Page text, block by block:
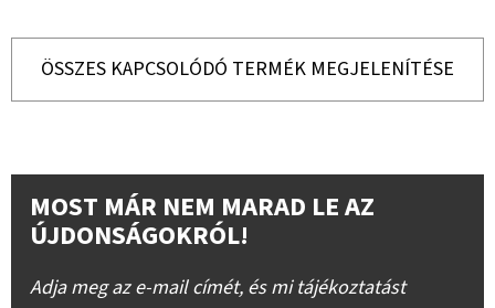
ÖSSZES KAPCSOLÓDÓ TERMÉK MEGJELENÍTÉSE
MOST MÁR NEM MARAD LE AZ
ÚJDONSÁGOKRÓL!
Adja meg az e-mail címét, és mi tájékoztatást